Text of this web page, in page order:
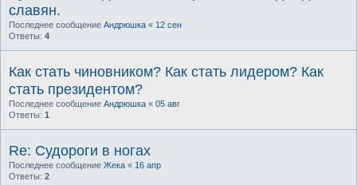
славян.
Последнее сообщение Андрюшка « 12 сен
Ответы: 4
Как стать чиновником? Как стать лидером? Как
стать президентом?
Последнее сообщение Андрюшка « 05 авг
Ответы: 1
Re: Судороги в ногах
Последнее сообщение Жека « 16 апр
Ответы: 2